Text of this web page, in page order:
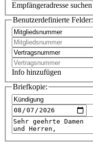
Empfängeradresse suchen
Benutzerdefinierte Felder:
Info hinzufügen
Briefkopie: